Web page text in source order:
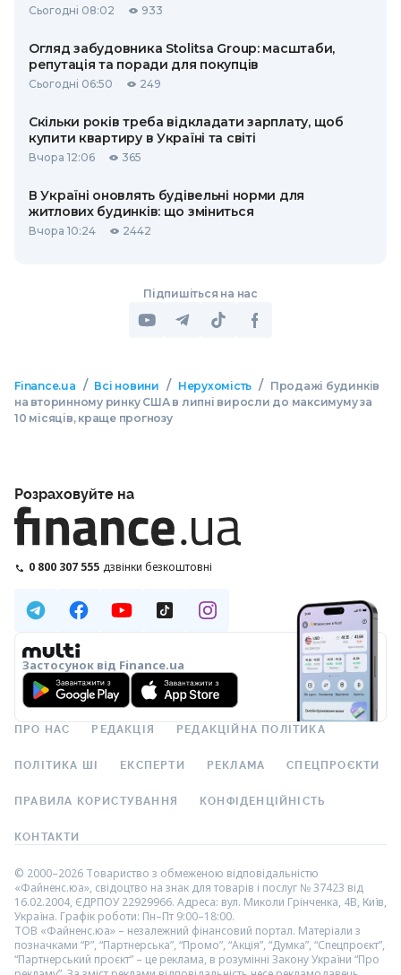
Сьогодні 08:02 933
Огляд забудовника Stolitsa Group: масштаби,
репутація та поради для покупців
Сьогодні 06:50 249
Скільки років треба відкладати зарплату, щоб
купити квартиру в Україні та світі
Вчора 12:06 365
В Україні оновлять будівельні норми для
житлових будинків: що зміниться
Вчора 10:24 2442
Підпишіться на нас
Finance.ua / Всі новини / Нерухомість /
Продажі будинків
на вторинному ринку США в липні виросли до максимуму за
10 місяців, краще прогнозу
Розраховуйте на
0 800 307 555 дзвінки безкоштовні
Застосунок від Finance.ua
ПРО НАС РЕДАКЦІЯ РЕДАКЦІЙНА ПОЛІТИКА
ПОЛІТИКА ШІ ЕКСПЕРТИ РЕКЛАМА СПЕЦПРОЄКТИ
ПРАВИЛА КОРИСТУВАННЯ КОНФІДЕНЦІЙНІСТЬ
КОНТАКТИ
© 2000–2026 Товариство з обмеженою відповідальністю
«Файненс.юа», свідоцтво на знак для товарів і послуг № 37423 від
16.02.2004, ЄДРПОУ 22929966. Адреса: вул. Миколи Грінченка, 4В, Київ,
Україна. Графік роботи: Пн–Пт 9:00–18:00.
ТОВ «Файненс.юа» – незалежний фінансовий портал. Матеріали з
позначками “Р”, “Партнерська”, “Промо”, “Акція”, “Думка”, “Спецпроєкт”,
“Партнерський проєкт” – це реклама, в розумінні Закону України “Про